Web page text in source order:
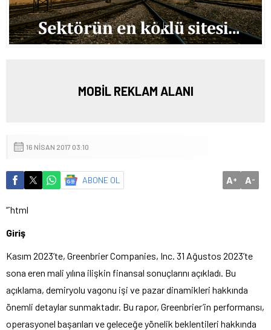
MOBİL REKLAM ALANI
16 NISAN 2017 03:10
ABONE OL A+ A-
“`html
Giriş
Kasım 2023’te, Greenbrier Companies, Inc. 31 Ağustos 2023’te
sona eren mali yılına ilişkin finansal sonuçlarını açıkladı. Bu
açıklama, demiryolu vagonu işi ve pazar dinamikleri hakkında
önemli detaylar sunmaktadır. Bu rapor, Greenbrier’in performansı,
operasyonel başarıları ve geleceğe yönelik beklentileri hakkında